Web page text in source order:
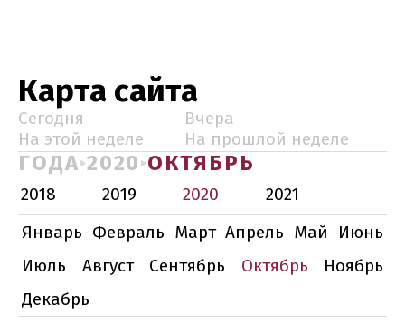
Карта сайта
Сегодня
Вчера
На этой неделе
На прошлой неделе
ГОДА 2020 ОКТЯБРЬ
2018 2019 2020
2021
Январь Февраль Март Апрель Май
Июнь
Июль
Август Сентябрь Октябрь
Ноябрь
Декабрь